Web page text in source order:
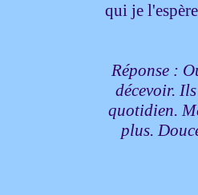
qui je
Réponse :
décevoir.
quotidien.
plus.